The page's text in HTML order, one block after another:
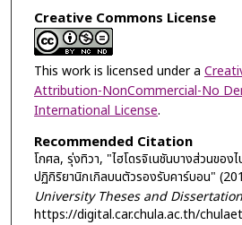
Creative Commons License
This work is licensed under a
Attribution-NonCommercial-No
International License.
Recommended Citation
โกศล, รุ่งทิวา, "ไฮโดรจิเนชันบางส่วนของไ
ปฏิกิริยานิกเกิลบนตัวรองรับคาร์บอน"
University Theses and
https://digital.car.chula.ac.th/